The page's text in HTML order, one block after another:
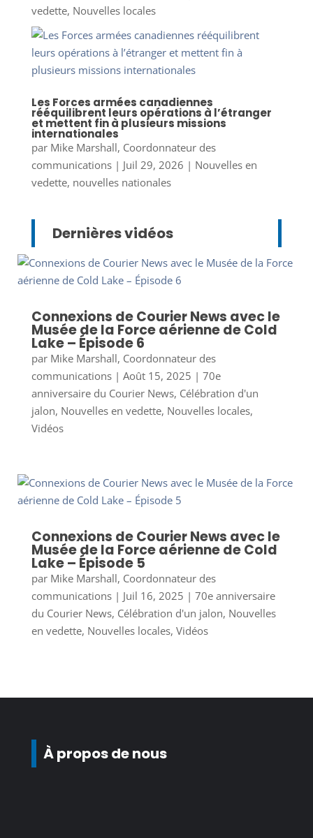
vedette, Nouvelles locales
Les Forces armées canadiennes
rééquilibrent leurs opérations à l’étranger
et mettent fin à plusieurs missions
internationales
par Mike Marshall, Coordonnateur des
communications| Juil 29, 2026 | Nouvelles en
vedette, nouvelles nationales
Dernières vidéos
Connexions de Courier News avec le
Musée de la Force aérienne de Cold
Lake – Épisode 6
par Mike Marshall, Coordonnateur des
communications| Août 15, 2025 | 70e
anniversaire du Courier News, Célébration d'un
jalon, Nouvelles en vedette, Nouvelles locales,
Vidéos
Connexions de Courier News avec le
Musée de la Force aérienne de Cold
Lake – Épisode 5
par Mike Marshall, Coordonnateur des
communications| Juil 16, 2025 | 70e anniversaire
du Courier News, Célébration d'un jalon, Nouvelles
en vedette, Nouvelles locales, Vidéos
À propos de nous